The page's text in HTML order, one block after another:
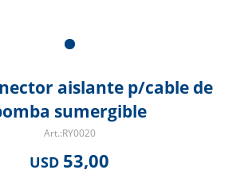
aislante p/cable de
sumergible
RY0020
USD 53,00